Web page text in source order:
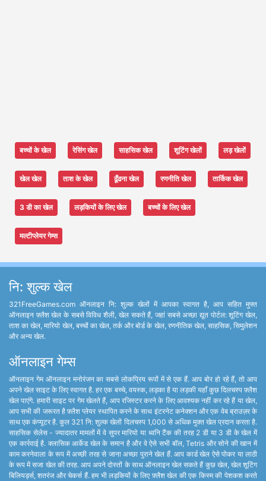
बच्चों के खेल रेसिंग खेल साहसिक खेल शूटिंग खेलों लड़ खेलों
खेल खेल ताश के खेल ढूँढना खेल रणनीति खेल तार्किक खेल
3 डी का खेल लड़कियों के लिए खेल बच्चों के लिए खेल
मल्टीप्लेयर गेम्स
नि: शुल्क खेल
321FreeGames.com ऑनलाइन नि: शुल्क खेलों में आपका स्वागत है, आप सहित मुफ्त
ऑनलाइन फ़्लैश खेल के सबसे विविध शैली, खेल सकते हैं, जहां सबसे अच्छा द्यूत पोर्टल: शूटिंग खेल,
ताश का खेल, मारियो खेल, बच्चों का खेल, तर्क और बोर्ड के खेल, रणनीतिक खेल, साहसिक, सिमुलेशन
और अन्य खेल.
ऑनलाइन गेम्स
ऑनलाइन गेम ऑनलाइन मनोरंजन का सबसे लोकप्रिय रूपों में से एक हैं. आप बोर हो रहे हैं, तो आप
अपने खेल साइट के लिए स्वागत है. हर एक बच्चे, वयस्क, लड़का है या लड़की यहाँ कुछ दिलचस्प फ़्लैश
खेल पाएंगे. हमारी साइट पर गेम खेलते हैं, आप रजिस्टर करने के लिए आवश्यक नहीं कर रहे हैं या खेल,
आप सभी की जरूरत है फ़्लैश प्लेयर स्थापित करने के साथ इंटरनेट कनेक्शन और एक वेब ब्राउज़र के
साथ एक कंप्यूटर है. कुल 321 नि: शुल्क खेलों दिलचस्प 1,000 से अधिक मुक्त खेल प्रदान करता है.
साहसिक सेलेस - ज्यादातर मामलों में वे सुपर मारियो या ध्वनि टैंक की तरह 2 डी या 3 डी के खेल में
एक कार्रवाई है. क्लासिक आर्केड खेल के समान है और वे ऐसे सभी बॉल, Tetris और सोने की खान में
काम करनेवाला के रूप में अच्छी तरह से जाना अच्छा पुराने खेल हैं. आप कार्ड खेल ऐसे पोकर या लाठी
के रूप में सजा खेल की तरह. आप अपने दोस्तों के साथ ऑनलाइन खेल सकते हैं कुछ खेल, खेल शूटिंग
बिलियर्ड्स, शतरंज और चेकर्स हैं. हम भी लड़कियों के लिए फ़्लैश खेल की एक किस्म की पेशकश करते